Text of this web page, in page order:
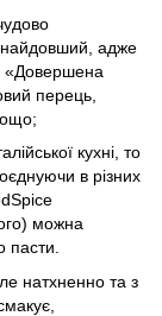
адже
«Довершена
перець,
кухні, то
в різних
можна
пасти.
натхненно та з